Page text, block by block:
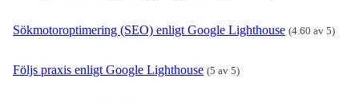
Sökmotoroptimering (SEO) enligt Google Lighthouse (4.60 av 5)
Följs praxis enligt Google Lighthouse (5 av 5)